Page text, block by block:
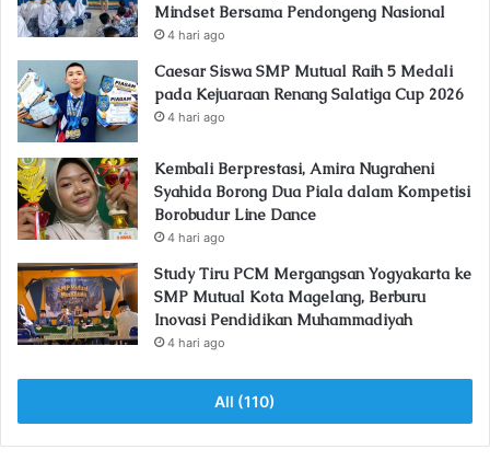
Mindset Bersama Pendongeng Nasional
4 hari ago
Caesar Siswa SMP Mutual Raih 5 Medali
pada Kejuaraan Renang Salatiga Cup 2026
4 hari ago
Kembali Berprestasi, Amira Nugraheni
Syahida Borong Dua Piala dalam Kompetisi
Borobudur Line Dance
4 hari ago
Study Tiru PCM Mergangsan Yogyakarta ke
SMP Mutual Kota Magelang, Berburu
Inovasi Pendidikan Muhammadiyah
4 hari ago
All (110)